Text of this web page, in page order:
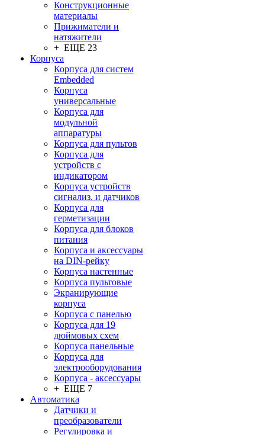
Конструкционные
материалы
Прижиматели и
натяжители
+ ЕЩЕ 23
Корпуса
Корпуса для систем
Embedded
Корпуса
универсальные
Корпуса для
модульной
аппаратуры
Корпуса для пультов
Корпуса для
устройств с
индикатором
Корпуса устройств
сигнализ. и датчиков
Корпуса для
герметизации
Корпуса для блоков
питания
Корпуса и аксессуары
на DIN-рейку
Корпуса настенные
Корпуса пультовые
Экранирующие
корпуса
Корпуса с панелью
Корпуса для 19
дюймовых схем
Корпуса панельные
Корпуса для
электрооборудования
Корпуса - аксессуары
+ ЕЩЕ 7
Автоматика
Датчики и
преобразователи
Регулировка и